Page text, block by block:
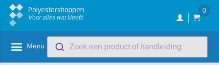
Polyestershoppen
Voor alles wat kleeft!
0
Menu Zoek een product of handleiding